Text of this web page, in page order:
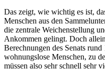
Das zeigt, wie wichtig es ist,
Menschen aus den
die zentrale Weichenstellung
Ankommen gelingt. Doch
Berechnungen des Senats
wohnungslose Menschen, zu
müssen also sehr schnell sehr